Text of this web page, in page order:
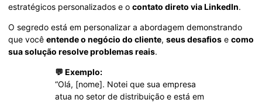
estratégicos personalizados e o contato direto via LinkedIn.
O segredo está em personalizar a abordagem demonstrando
que você entende o negócio do cliente, seus desafios e como
sua solução resolve problemas reais.
💬 Exemplo:
“Olá, [nome]. Notei que sua empresa
atua no setor de distribuição e está em